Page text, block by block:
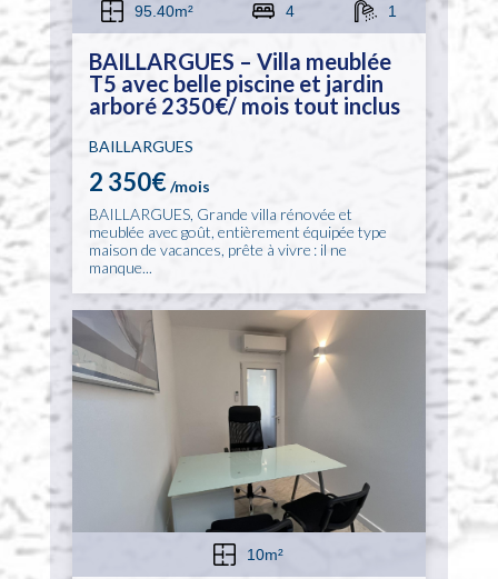
95.40m² 4 1
BAILLARGUES – Villa meublée
T5 avec belle piscine et jardin
arboré 2350€/ mois tout inclus
BAILLARGUES
2 350€/mois
BAILLARGUES, Grande villa rénovée et
meublée avec goût, entièrement équipée type
maison de vacances, prête à vivre : il ne
manque...
10m²